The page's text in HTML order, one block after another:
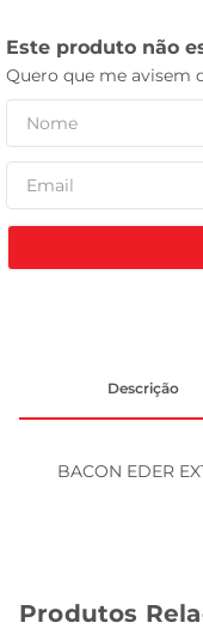
Descrição
BACON EDER
Produtos
leite pó